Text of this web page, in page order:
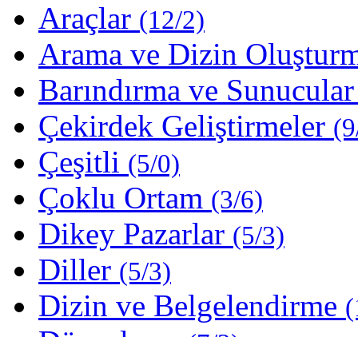
Araçlar (12/2)
Arama ve Dizin
Barındırma ve
Çekirdek Geliştirmeler
Çeşitli (5/0)
Çoklu Ortam (3/6)
Dikey Pazarlar (5/3)
Diller (5/3)
Dizin ve Belgelendirme